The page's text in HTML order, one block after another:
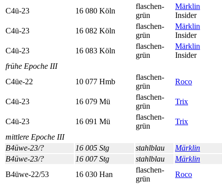
C4ü-23 16 080 Köln
flaschen­
grün
Märklin
Insider
C4ü-23 16 082 Köln
flaschen­
grün
Märklin
Insider
C4ü-23 16 083 Köln
flaschen­
grün
Märklin
Insider
frühe Epoche III
C4üe-22
10 077 Hmb
flaschen­
grün
Roco
C4ü-23 16 079 Mü
flaschen­
grün
Trix
C4ü-23 16 091 Mü
flaschen­
grün
Trix
mittlere Epoche III
B4üwe-23/?
16 005 Stg stahl­blau Märklin
B4üwe-23/?
16 007 Stg stahl­blau Märklin
B4üwe-22/53
16 030 Han
flaschen­
grün
Roco